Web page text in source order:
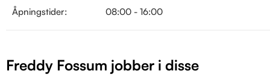
Åpningstider: 08:00 - 16:00
Freddy Fossum jobber i disse